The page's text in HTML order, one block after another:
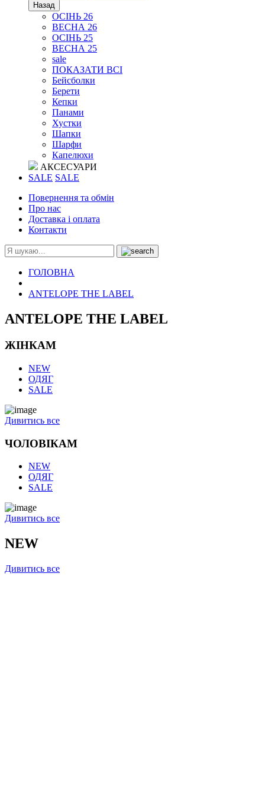
Назад
ОСІНЬ 26
ВЕСНА 26
ОСІНЬ 25
ВЕСНА 25
sale
ПОКАЗАТИ ВСІ
Бейсболки
Берети
Кепки
Панами
Хустки
Шапки
Шарфи
Капелюхи
АКСЕСУАРИ
SALE SALE
Повернення та обмін
Про нас
Доставка і оплата
Контакти
ГОЛОВНА
ANTELOPE THE LABEL
ANTELOPE THE LABEL
ЖІНКАМ
NEW
ОДЯГ
SALE
Дивитись все
ЧОЛОВІКАМ
NEW
ОДЯГ
SALE
Дивитись все
NEW
Дивитись все